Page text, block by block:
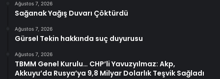
Ağustos 7, 2026
Sağanak Yağış Duvarı Çöktürdü
Ağustos 7, 2026
Gürsel Tekin hakkında suç duyurusu
Ağustos 7, 2026
TBMM Genel Kurulu… CHP’li Yavuzyılmaz: Akp,
Akkuyu’da Rusya’ya 9,8 Milyar Dolarlık Teşvik Sağladı